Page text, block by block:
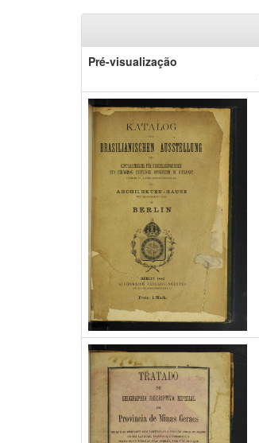
Pré-visualização